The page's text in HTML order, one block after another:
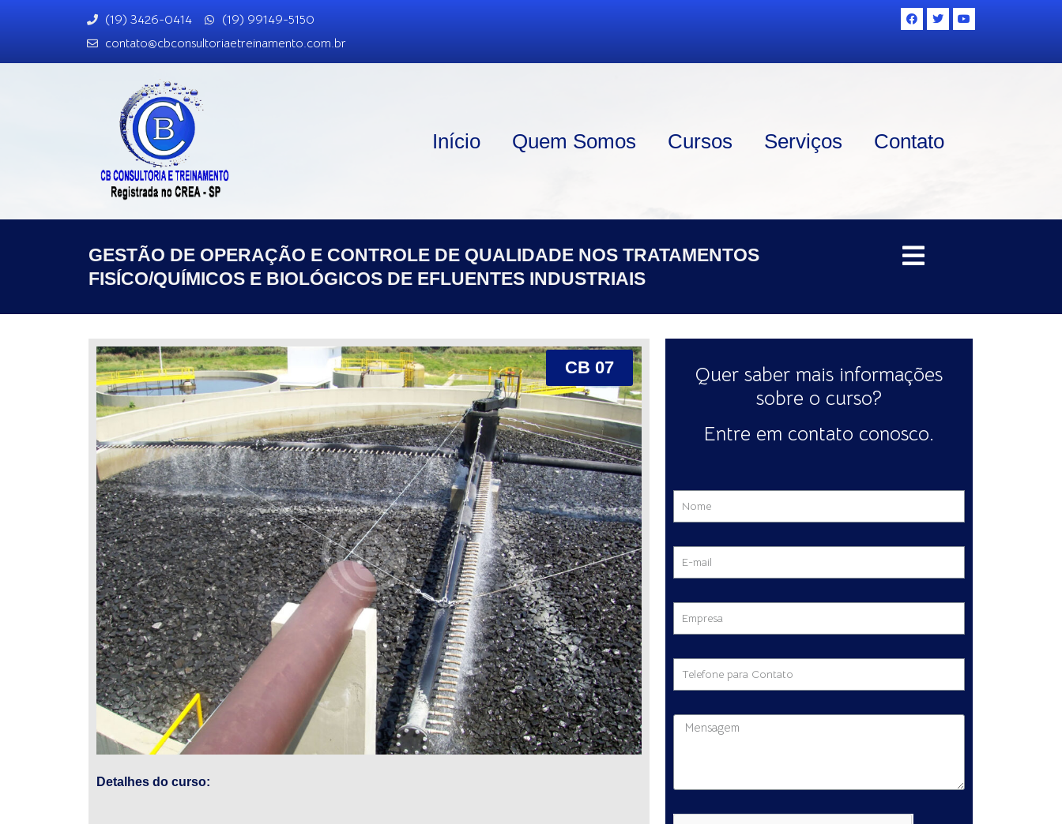
(19) 3426-0414
(19) 99149-5150
contato@cbconsultoriaetreinamento.com.br
Início Quem Somos Cursos Serviços Contato
GESTÃO DE OPERAÇÃO E CONTROLE DE QUALIDADE NOS TRATAMENTOS
FISÍCO/QUÍMICOS E BIOLÓGICOS DE EFLUENTES INDUSTRIAIS
Detalhes do curso:
CB 07
Quer saber mais informações
sobre o curso?
Entre em contato conosco.